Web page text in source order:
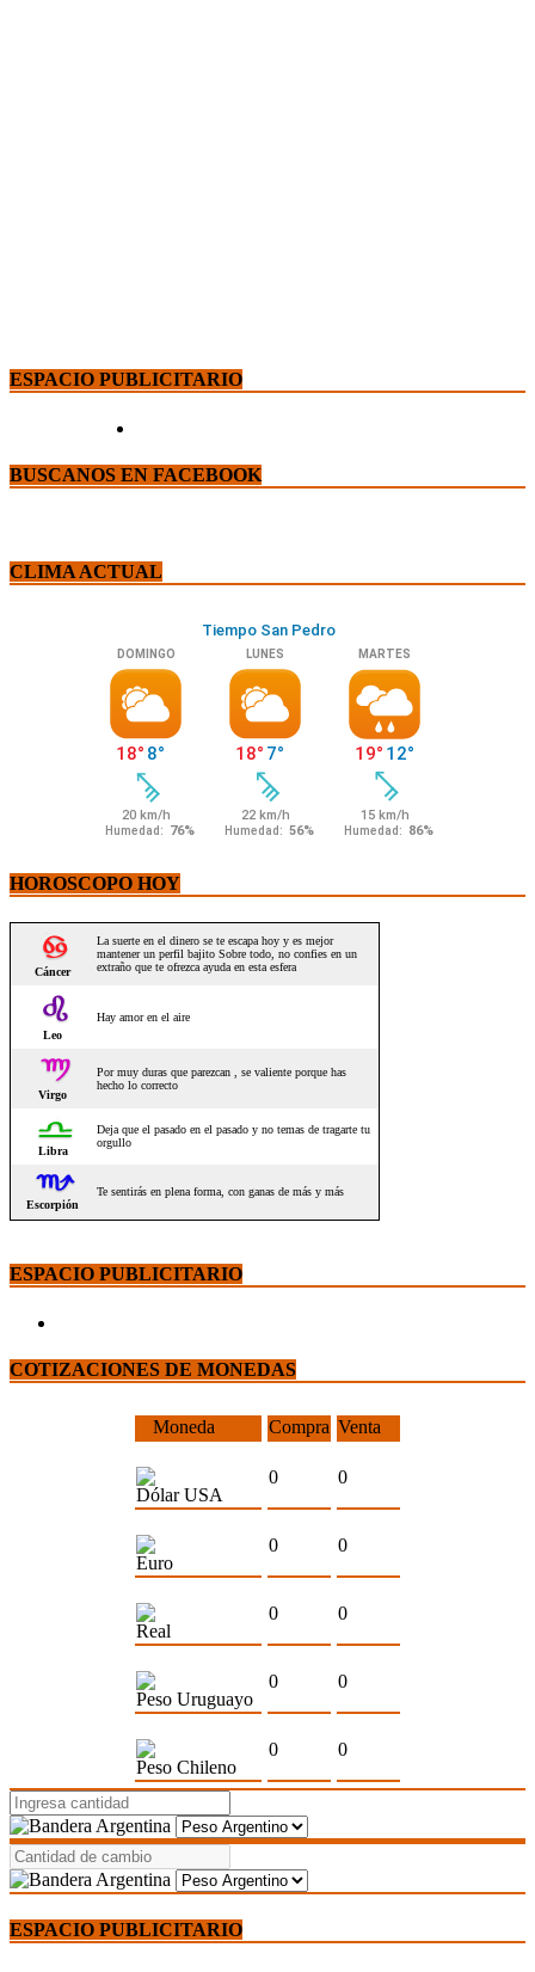
ESPACIO PUBLICITARIO
BUSCANOS EN FACEBOOK
CLIMA ACTUAL
HOROSCOPO HOY
ESPACIO PUBLICITARIO
COTIZACIONES DE MONEDAS
Moneda Compra Venta
Dólar USA
0 0
Euro
0 0
Real
0 0
Peso Uruguayo
0 0
Peso Chileno
0 0
ESPACIO PUBLICITARIO